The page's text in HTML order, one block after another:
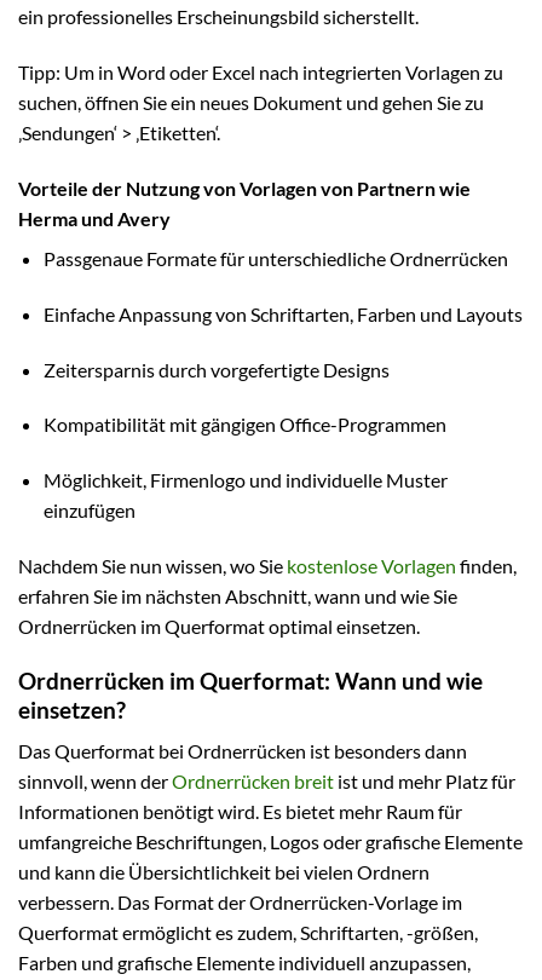
ein professionelles Erscheinungsbild sicherstellt.
Tipp: Um in Word oder Excel nach integrierten Vorlagen zu
suchen, öffnen Sie ein neues Dokument und gehen Sie zu
‚Sendungen‘ > ‚Etiketten‘.
Vorteile der Nutzung von Vorlagen von Partnern wie
Herma und Avery
Passgenaue Formate für unterschiedliche Ordnerrücken
Einfache Anpassung von Schriftarten, Farben und Layouts
Zeitersparnis durch vorgefertigte Designs
Kompatibilität mit gängigen Office-Programmen
Möglichkeit, Firmenlogo und individuelle Muster
einzufügen
Nachdem Sie nun wissen, wo Sie kostenlose Vorlagen finden,
erfahren Sie im nächsten Abschnitt, wann und wie Sie
Ordnerrücken im Querformat optimal einsetzen.
Ordnerrücken im Querformat: Wann und wie
einsetzen?
Das Querformat bei Ordnerrücken ist besonders dann
sinnvoll, wenn derOrdnerrücken breit ist und mehr Platz für
Informationen benötigt wird. Es bietet mehr Raum für
umfangreiche Beschriftungen, Logos oder grafische Elemente
und kann die Übersichtlichkeit bei vielen Ordnern
verbessern. Das Format der Ordnerrücken-Vorlage im
Querformat ermöglicht es zudem, Schriftarten, -größen,
Farben und grafische Elemente individuell anzupassen,